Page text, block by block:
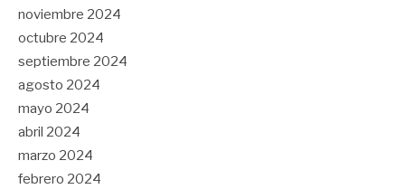
noviembre 2024
octubre 2024
septiembre 2024
agosto 2024
mayo 2024
abril 2024
marzo 2024
febrero 2024